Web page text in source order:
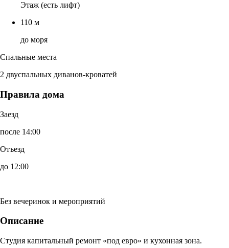
Этаж (есть лифт)
110 м
до моря
Спальные места
2 двуспальных диванов-кроватей
Правила дома
Заезд
после 14:00
Отъезд
до 12:00
Без вечеринок и мероприятий
Описание
Студия капитальный ремонт «под евро» и кухонная зона.